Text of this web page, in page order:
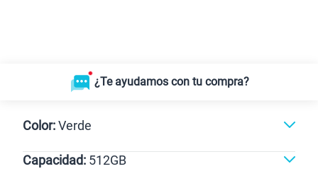
¿Te ayudamos con tu compra?
Color:Verde
Dorado
Capacidad: 512GB